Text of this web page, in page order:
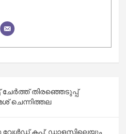
ചേര്‍ത്ത് തിരഞ്ഞെടുപ്പ്
ചെന്നിത്തല
വേൾഡ് കപ്പ്: ഡാളസിലെയും